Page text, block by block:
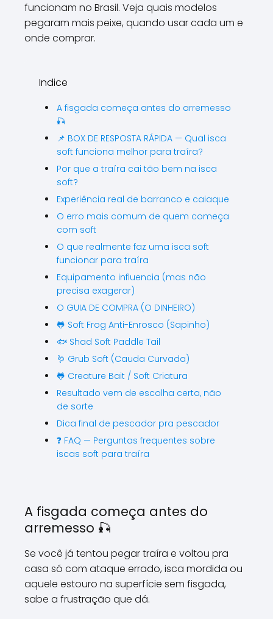
funcionam no Brasil. Veja quais modelos
pegaram mais peixe, quando usar cada um e
onde comprar.
Indice
A fisgada começa antes do arremesso
🎣
📌 BOX DE RESPOSTA RÁPIDA — Qual isca
soft funciona melhor para traíra?
Por que a traíra cai tão bem na isca
soft?
Experiência real de barranco e caiaque
O erro mais comum de quem começa
com soft
O que realmente faz uma isca soft
funcionar para traíra
Equipamento influencia (mas não
precisa exagerar)
O GUIA DE COMPRA (O DINHEIRO)
🐸 Soft Frog Anti-Enrosco (Sapinho)
🐟 Shad Soft Paddle Tail
🪱 Grub Soft (Cauda Curvada)
🐸 Creature Bait / Soft Criatura
Resultado vem de escolha certa, não
de sorte
Dica final de pescador pra pescador
❓ FAQ — Perguntas frequentes sobre
iscas soft para traíra
A fisgada começa antes do
arremesso 🎣
Se você já tentou pegar traíra e voltou pra
casa só com ataque errado, isca mordida ou
aquele estouro na superfície sem fisgada,
sabe a frustração que dá.